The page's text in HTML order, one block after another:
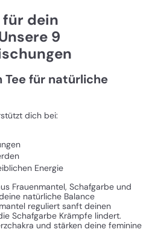
dein
9
Tee für natürliche
dich bei:
Energie
Frauenmantel, Schafgarbe und
natürliche Balance
reguliert sanft deinen
Schafgarbe Krämpfe lindert.
und stärken deine feminine